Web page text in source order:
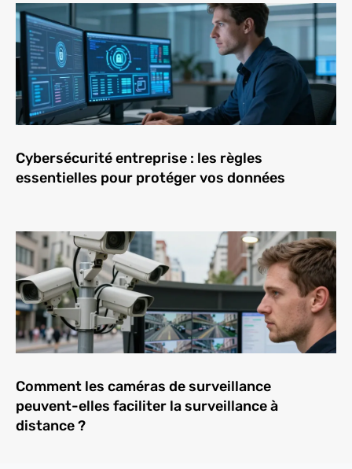
Cybersécurité entreprise : les règles
essentielles pour protéger vos données
Comment les caméras de surveillance
peuvent-elles faciliter la surveillance à
distance ?